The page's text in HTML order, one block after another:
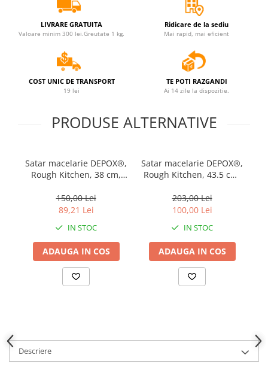
ACCESORII & DIVERSE
Accesorii decorative
Echipamente petrecere
Jocuri de sah si table
Produse si dispozitive ajutatoare
Cutite & seturi de cutite
Cutite macelarie
Accesori casa & gradina
Accesorii mese si scaune
Articole ambalare
cutite
Corpuri de iluminat
LIVRARE GRATUITA
Valoare minim 300 lei.Greutate 1 kg.
Ridicare de la sediu
Mai rapid, mai eficient
COST UNIC DE TRANSPORT
19 lei
TE POTI RAZGANDI
Ai 14 zile la dispozitie.
PRODUSE ALTERNATIVE
Satar macelarie DEPOX®,
Rough Kitchen, 38 cm,
galben
150,00 Lei
89,21 Lei
IN STOC
ADAUGA IN COS
Satar macelarie DEPOX®,
Rough Kitchen, 43.5 cm,
galben
203,00 Lei
100,00 Lei
IN STOC
ADAUGA IN COS
Descriere